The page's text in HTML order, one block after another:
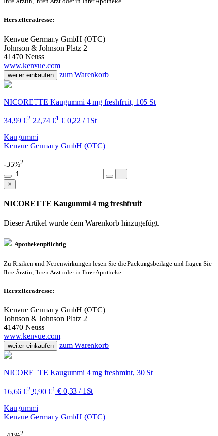
Herstelleradresse:
Kenvue Germany GmbH (OTC)
Johnson & Johnson Platz 2
41470 Neuss
www.kenvue.com
weiter einkaufen zum Warenkorb
NICORETTE Kaugummi 4 mg freshfruit, 105 St
34,99 €2 22,74 €1 € 0,22 / 1St
Kaugummi
Kenvue Germany GmbH (OTC)
-35%2
×
NICORETTE Kaugummi 4 mg freshfruit
Dieser Artikel wurde dem Warenkorb hinzugefügt.
Apothekenpflichtig
Zu Risiken und Nebenwirkungen lesen Sie die Packungsbeilage und fragen Sie
Ihre Ärztin, Ihren Arzt oder in Ihrer Apotheke.
Herstelleradresse:
Kenvue Germany GmbH (OTC)
Johnson & Johnson Platz 2
41470 Neuss
www.kenvue.com
weiter einkaufen zum Warenkorb
NICORETTE Kaugummi 4 mg freshmint, 30 St
16,66 €2 9,90 €1 € 0,33 / 1St
Kaugummi
Kenvue Germany GmbH (OTC)
2